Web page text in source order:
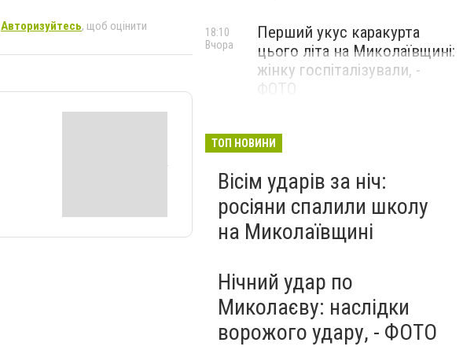
Авторизуйтесь, щоб оцінити
Перший укус каракурта
цього літа на Миколаївщині:
жінку госпіталізували, -
ФОТО
18:10
Вчора
ТОП НОВИНИ
Вісім ударів за ніч:
росіяни спалили школу
на Миколаївщині
Нічний удар по
Миколаєву: наслідки
ворожого удару, - ФОТО